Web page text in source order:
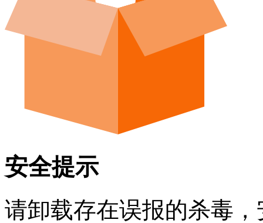
安全提示
请卸载存在误报的杀毒